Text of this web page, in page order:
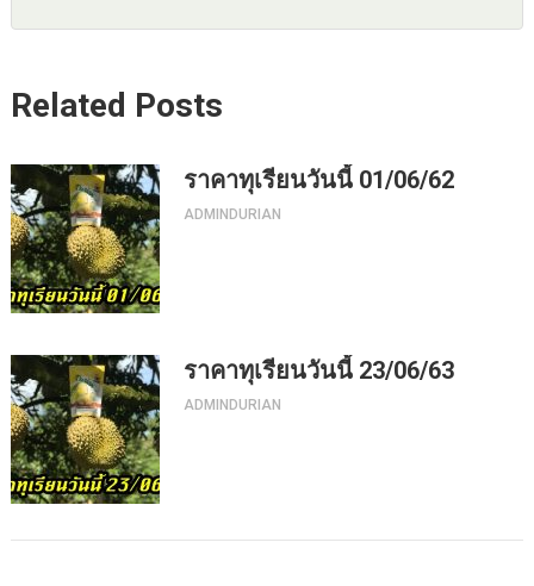
Related Posts
ราคาทุเรียนวันนี้ 01/06/62
ADMINDURIAN
ราคาทุเรียนวันนี้ 23/06/63
ADMINDURIAN